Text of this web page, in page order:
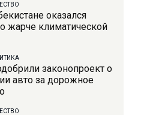
оказался
жарче климатической
законопроект о
авто за дорожное